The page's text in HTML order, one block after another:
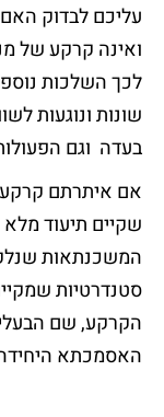
עליכם לבדוק
ואינה קרקע של
לכך השלכות
שונות ונוגעות
בעדה וגם
אם איתרתם
שקיים תיעוד
המשכנתאות
סטנדרטיות
הקרקע, שם
האסמכתא